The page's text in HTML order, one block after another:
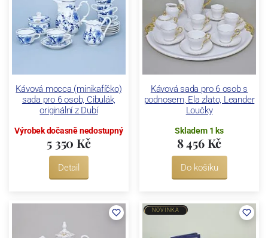
Kávová mocca (minikafíčko)
sada pro 6 osob, Cibulák,
originální z Dubí
Výrobek dočasně nedostupný
5 350 Kč
Detail
Kávová sada pro 6 osob s
podnosem, Ela zlato, Leander
Loučky
Skladem 1 ks
8 456 Kč
Do košíku
NOVINKA